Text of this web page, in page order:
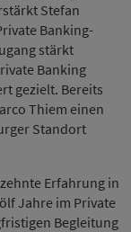
Stefan
Banking-
stärkt
Banking
gezielt. Bereits
Thiem einen
Standort
Erfahrung in
Jahre im Private
Begleitung